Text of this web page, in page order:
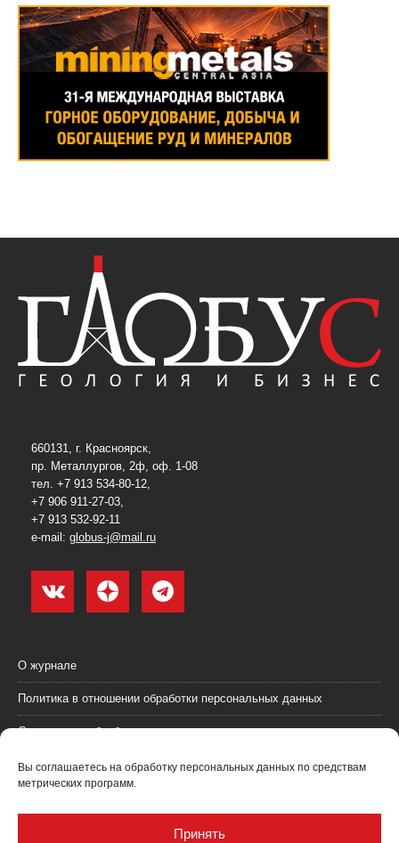
Вы соглашаетесь на обработку персональных данных по средствам
метрических программ.
Принять
660131, г. Красноярск,
пр. Металлургов, 2ф, оф. 1-08
тел. +7 913 534-80-12,
+7 906 911-27-03,
+7 913 532-92-11
e-mail: globus-j@mail.ru
О журнале
Политика в отношении обработки персональных данных
Согласие на обработку персональных данных
Пользовательское соглашение (оферта)